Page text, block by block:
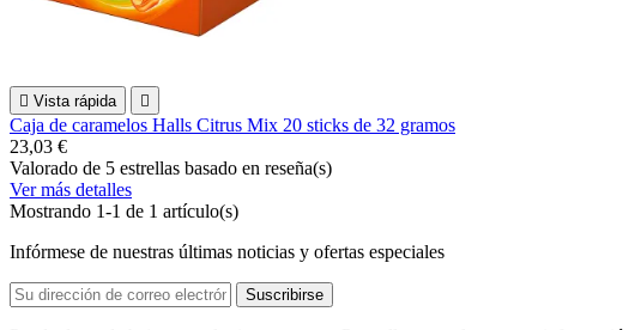
 Vista rápida 
Caja de caramelos Halls Citrus Mix 20 sticks de 32 gramos
23,03 €
Valorado de 5 estrellas basado en reseña(s)
Ver más detalles
Mostrando 1-1 de 1 artículo(s)
Infórmese de nuestras últimas noticias y ofertas especiales